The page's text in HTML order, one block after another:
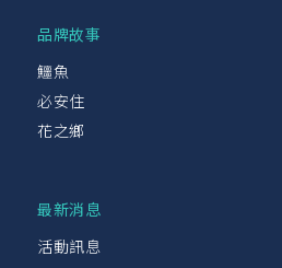
品牌故事
鱷魚
必安住
花之鄉
最新消息
活動訊息